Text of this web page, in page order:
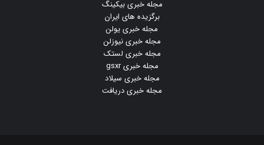
مجله خبری بیکینگ
برگزیده های ایران
مجله خبری یولن
مجله خبری نیوزلن
مجله خبری لستک
مجله خبری gsxr
مجله خبری سیلاد
مجله خبری دریافت